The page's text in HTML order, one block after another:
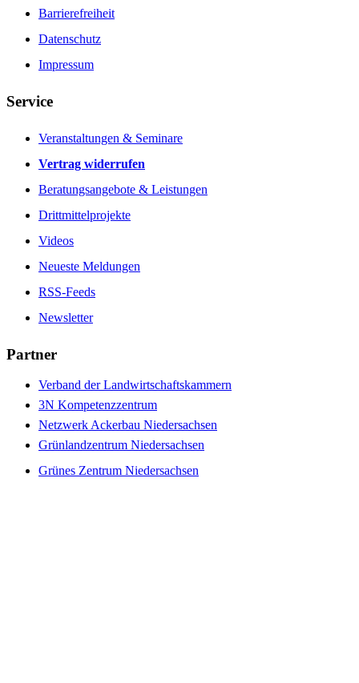
Barrierefreiheit
Datenschutz
Impressum
Service
Veranstaltungen & Seminare
Vertrag widerrufen
Beratungsangebote & Leistungen
Drittmittelprojekte
Videos
Neueste Meldungen
RSS-Feeds
Newsletter
Partner
Verband der Landwirtschaftskammern
3N Kompetenzzentrum
Netzwerk Ackerbau Niedersachsen
Grünlandzentrum Niedersachsen
Grünes Zentrum Niedersachsen